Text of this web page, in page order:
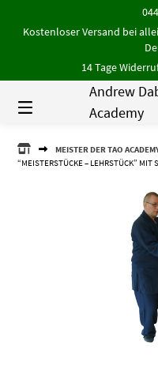
Inhalt
Kostenloser Versand bei
14 Tage
Andrew
Academy
ANDREW
DABIOCH
MEISTER DER TAO
“MEISTERSTÜCKE – LEHRSTÜCK” MIT